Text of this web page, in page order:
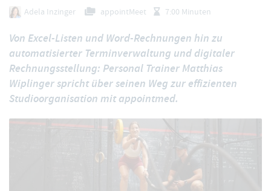
Adela Inzinger appointMeet 7:00 Minuten
Von Excel-Listen und Word-Rechnungen hin zu
automatisierter Terminverwaltung und digitaler
Rechnungsstellung: Personal Trainer Matthias
Wiplinger spricht über seinen Weg zur effizienten
Studioorganisation mit appointmed.